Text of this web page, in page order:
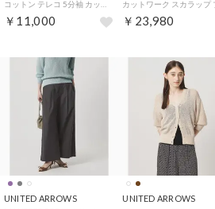
￥11,000 ￥23,980
UNITED ARROWS UNITED ARROWS